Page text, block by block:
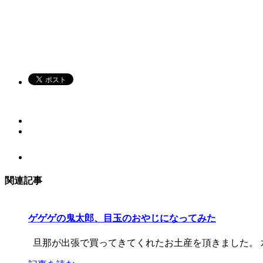
関連記事
ゲゲゲの鬼太郎、目玉のおやじになってみた
旦那が出張で買ってきてくれたお土産を頂きました。